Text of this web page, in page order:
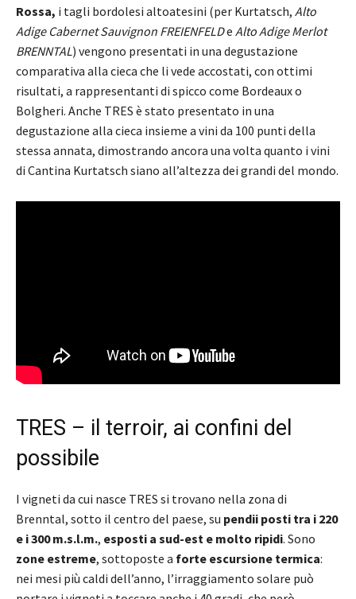
Rossa, i tagli bordolesi altoatesini (per Kurtatsch, Alto
Adige Cabernet Sauvignon FREIENFELDe Alto Adige Merlot
BRENNTAL) vengono presentati in una degustazione
comparativa alla cieca che li vede accostati, con ottimi
risultati, a rappresentanti di spicco come Bordeaux o
Bolgheri. Anche TRES è stato presentato in una
degustazione alla cieca insieme a vini da 100 punti della
stessa annata, dimostrando ancora una volta quanto i vini
di Cantina Kurtatsch siano all’altezza dei grandi del mondo.
TRES – il terroir, ai confini del
possibile
I vigneti da cui nasce TRES si trovano nella zona di
Brenntal, sotto il centro del paese, su pendii posti tra i 220
e i 300 m.s.l.m., esposti a sud-est e molto ripidi. Sono
zone estreme, sottoposte a forte escursione termica:
nei mesi più caldi dell’anno, l’irraggiamento solare può